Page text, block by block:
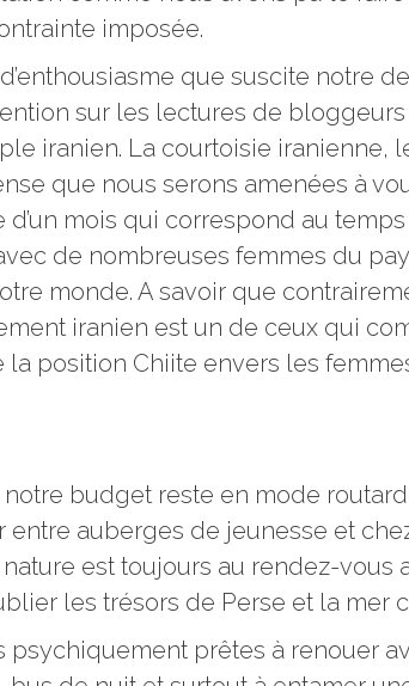
imposée.
que suscite notre
sur les lectures de
iranien. La courtoisie iranienne,
que nous serons amenées à
mois qui correspond au temps
de nombreuses femmes du
monde. A savoir que
iranien est un de ceux qui
position Chiite envers les
notre budget reste en mode
entre auberges de jeunesse et
est toujours au rendez-vous
les trésors de Perse et la mer
psychiquement prêtes à renouer